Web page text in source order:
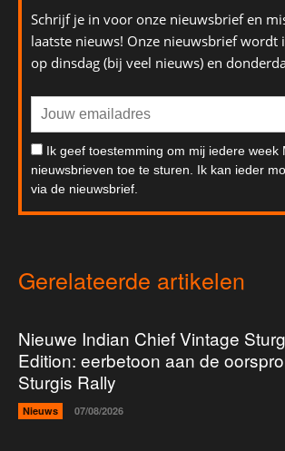
Schrijf je in voor onze nieuwsbrief en
laatste nieuws! Onze nieuwsbrief wordt
op dinsdag (bij veel nieuws) en
Ik geef toestemming om mij iedere week
nieuwsbrieven toe te sturen. Ik kan ieder
via de nieuwsbrief.
Gerelateerde artikelen
Nieuwe Indian Chief Vintage
Edition: eerbetoon aan de
Sturgis Rally
Nieuws 07/08/2026